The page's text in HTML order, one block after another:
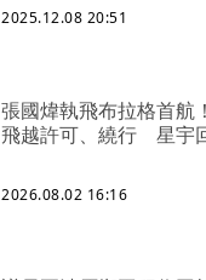
2025.12.08 20:51
張國煒執飛布拉格首航
飛越許可、繞行 星宇
2026.08.02 16:16